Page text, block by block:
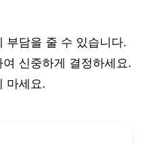
부담을 줄 수 있습니다.
신중하게 결정하세요.
마세요.